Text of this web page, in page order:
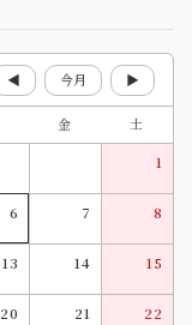
◀ 今月 ▶
金
土
1
6 7 8
13 14 15
20 21 22